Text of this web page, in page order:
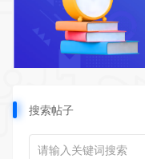
搜索帖子